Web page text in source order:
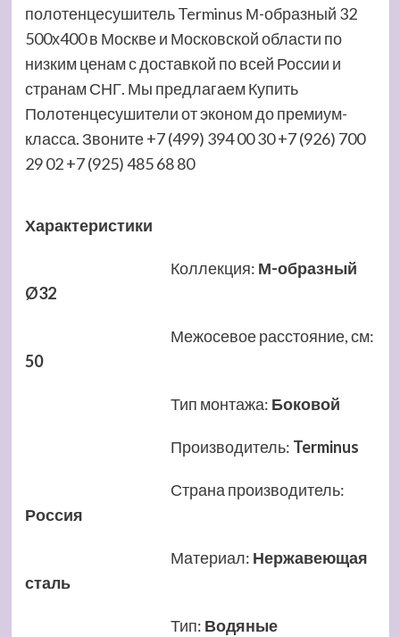
полотенцесушитель Terminus М-образный 32
500х400 в Москве и Московской области по
низким ценам с доставкой по всей России и
странам СНГ. Мы предлагаем Купить
Полотенцесушители от эконом до премиум-
класса. Звоните +7 (499) 394 00 30 +7 (926) 700
29 02 +7 (925) 485 68 80
Характеристики
Коллекция: М-образный
Ø32
Межосевое расстояние, см:
50
Тип монтажа: Боковой
Производитель: Terminus
Страна производитель:
Россия
Материал: Нержавеющая
сталь
Тип: Водяные